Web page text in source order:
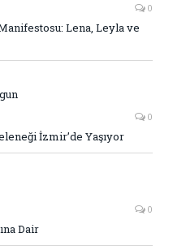
0
Lena, Leyla ve
0
İzmir’de Yaşıyor
0
Dair